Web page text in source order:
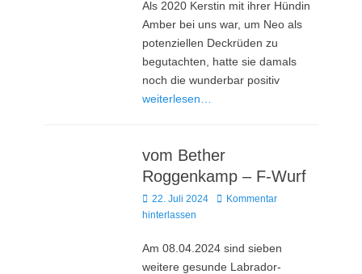
Als 2020 Kerstin mit ihrer Hündin
Amber bei uns war, um Neo als
potenziellen Deckrüden zu
begutachten, hatte sie damals
noch die wunderbar positiv
weiterlesen…
vom Bether
Roggenkamp – F-Wurf
Posted
on
22. Juli 2024
Kommentar
hinterlassen
Am 08.04.2024 sind sieben
weitere gesunde Labrador-